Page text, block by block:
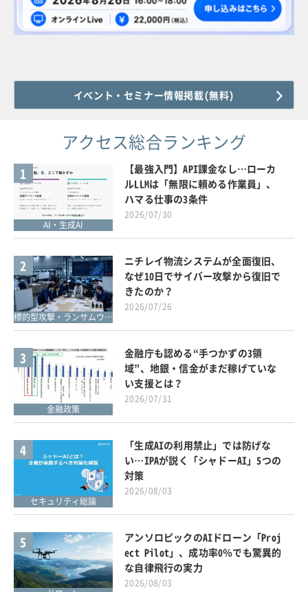
イベント・セミナー情報掲載(無料)
アクセス総合ランキング
1
AI・生成AI
【最強入門】API課金なし…ローカ
ルLLMは「無限に頼める作業員」、
ハマる仕事の3条件
2026/07/30
2
標的型攻撃・ランサムウェア対策
ニチレイ物流システムが全面復旧、
なぜ10日でサイバー攻撃から復旧で
きたのか？
2026/07/26
3
金融政策
金融庁も認める“手つかずの3領
域”、地銀・信金がまだ稼げていな
い支援とは？
2026/07/31
4
セキュリティ総論
「生成AIの利用禁止」では防げな
い…IPAが説く「シャドーAI」5つの
対策
2026/08/03
5
アンソロピックのAIドローン「Proj
ect Pilot」、成功率0％でも驚異的
な自律飛行の実力
2026/08/03